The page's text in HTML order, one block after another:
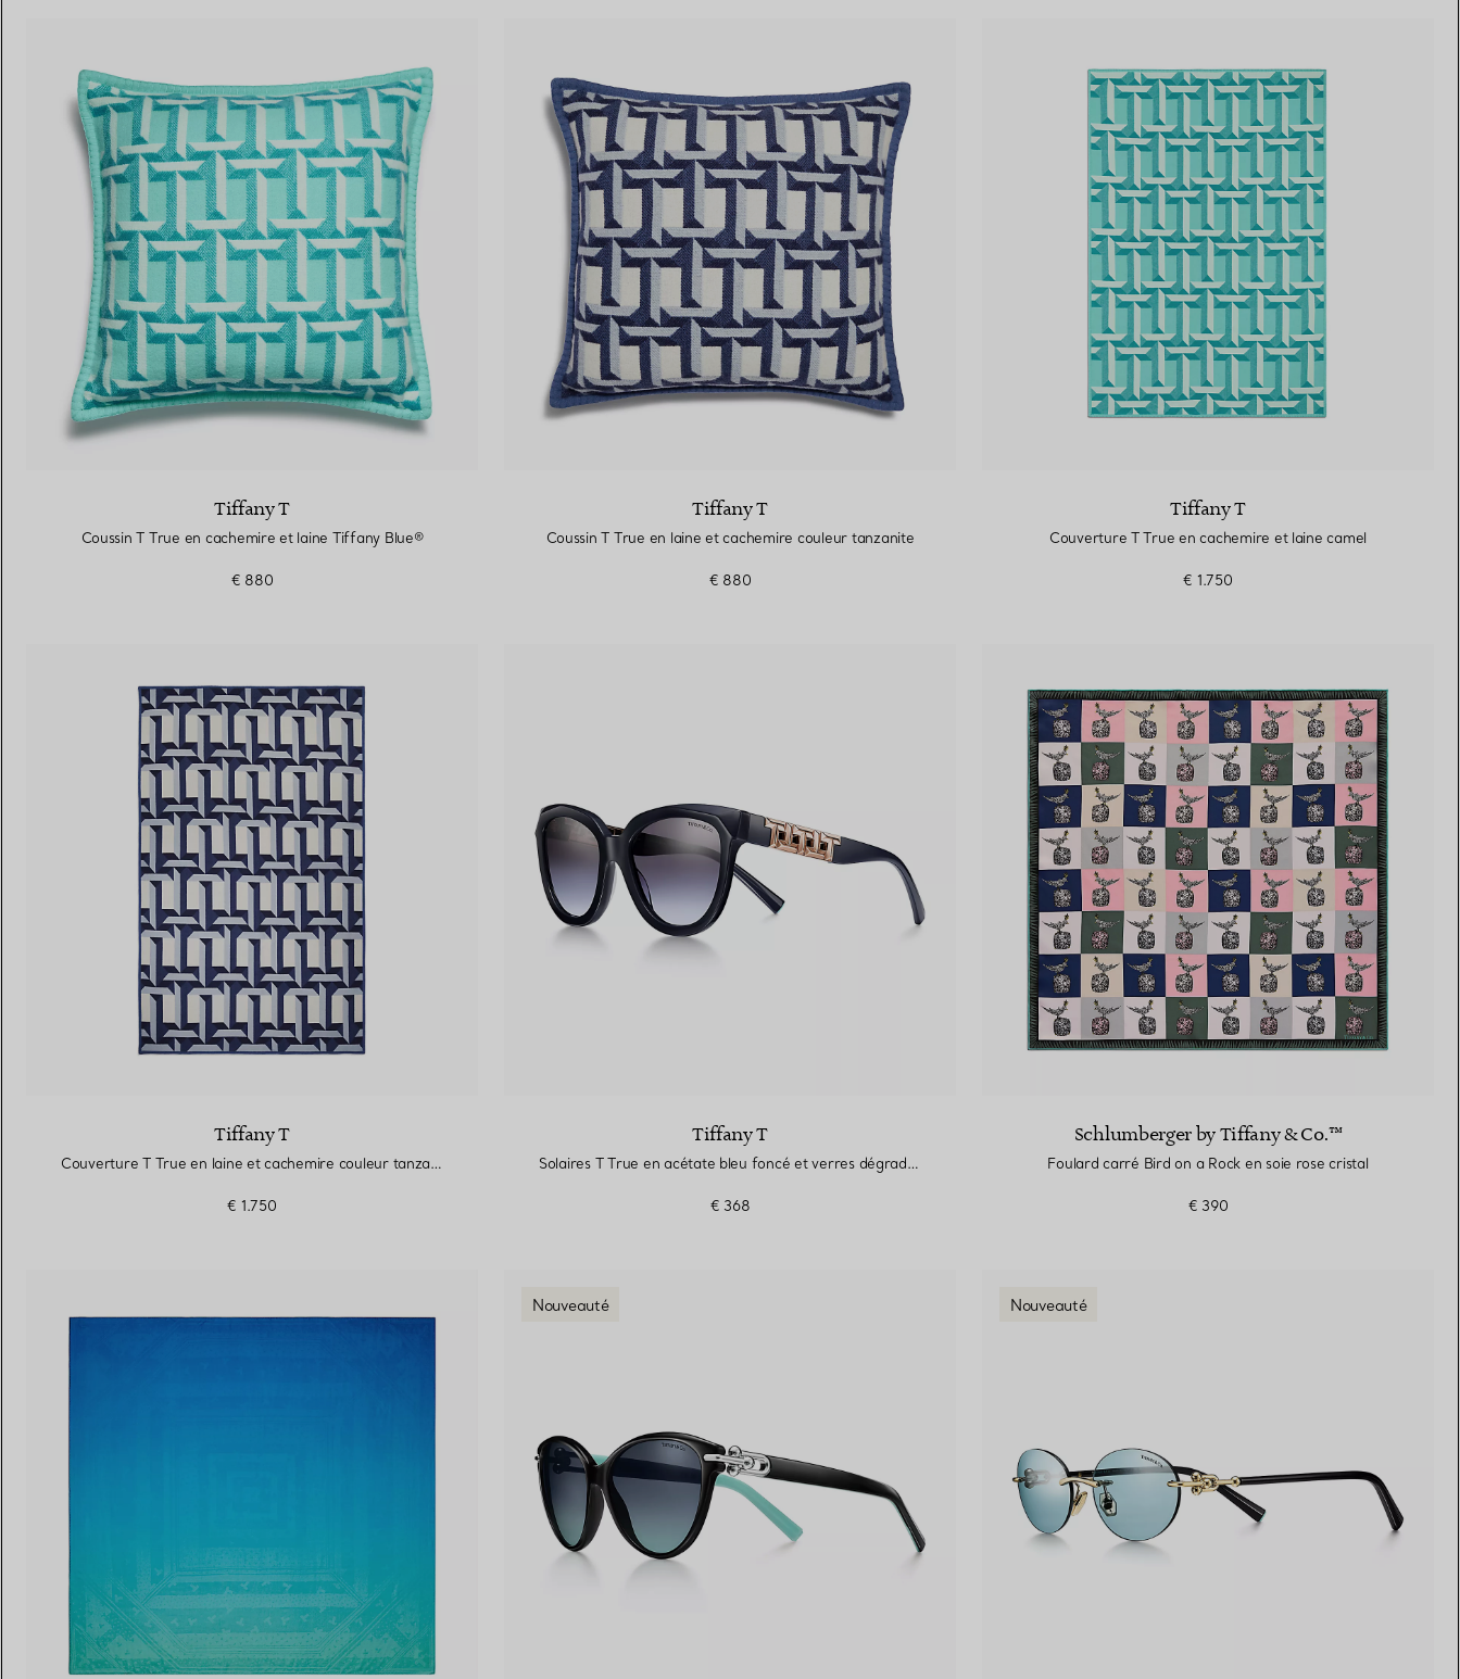
Tiffany T
Coussin T True en cachemire et laine Tiffany Blue®
€ 880
Tiffany T
Coussin T True en laine et cachemire couleur tanzanite
€ 880
Tiffany T
Couverture T True en cachemire et laine camel
€ 1.750
Tiffany T
Couverture T True en laine et cachemire couleur tanzanite
€ 1.750
Tiffany T
Solaires T True en acétate bleu foncé et verres dégradés gris violet
€ 368
Schlumberger by Tiffany & Co.™
Foulard carré Bird on a Rock en soie rose cristal
€ 390
Nouveauté Nouveauté